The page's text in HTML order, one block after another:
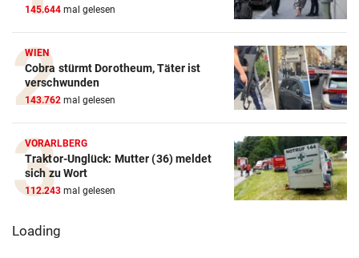
145.644 mal gelesen
WIEN
Cobra stürmt Dorotheum, Täter ist
verschwunden
143.762 mal gelesen
VORARLBERG
Traktor-Unglück: Mutter (36) meldet
sich zu Wort
112.243 mal gelesen
Loading